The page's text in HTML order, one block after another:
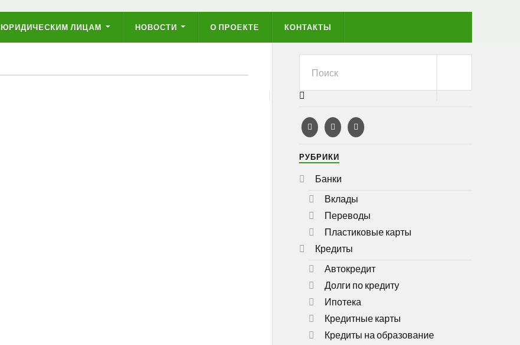
ЮРИДИЧЕСКИМ ЛИЦАМ НОВОСТИ О ПРОЕКТЕ КОНТАКТЫ
РУБРИКИ
Банки
Вклады
Переводы
Пластиковые карты
Кредиты
Автокредит
Долги по кредиту
Ипотека
Кредитные карты
Кредиты на образование